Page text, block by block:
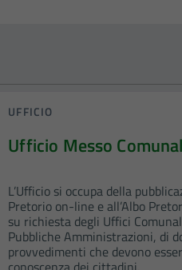
UFFICIO
Ufficio Messo
L’Ufficio si occupa della
Pretorio on-line e all’Albo
su richiesta degli Uffici
Pubbliche Amministrazioni, di
provvedimenti che devono